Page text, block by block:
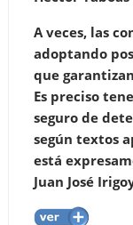
A veces, las
adoptando
que
Es preciso
seguro de
según textos
está
Juan José